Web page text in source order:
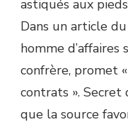
astiqués aux
Dans un article
homme
confrère, promet
contrats ». Secret
que la source